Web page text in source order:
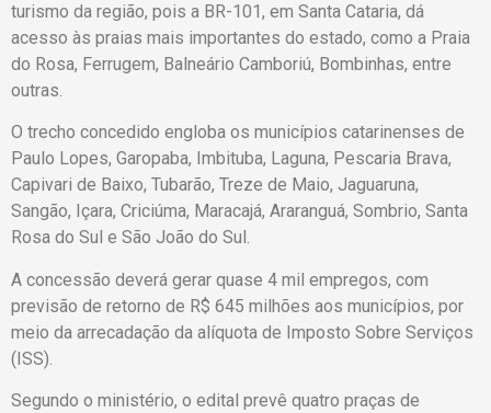
turismo da região, pois a BR-101, em Santa Cataria, dá
acesso às praias mais importantes do estado, como a Praia
do Rosa, Ferrugem, Balneário Camboriú, Bombinhas, entre
outras.
O trecho concedido engloba os municípios catarinenses de
Paulo Lopes, Garopaba, Imbituba, Laguna, Pescaria Brava,
Capivari de Baixo, Tubarão, Treze de Maio, Jaguaruna,
Sangão, Içara, Criciúma, Maracajá, Araranguá, Sombrio, Santa
Rosa do Sul e São João do Sul.
A concessão deverá gerar quase 4 mil empregos, com
previsão de retorno de R$ 645 milhões aos municípios, por
meio da arrecadação da alíquota de Imposto Sobre Serviços
(ISS).
Segundo o ministério, o edital prevê quatro praças de